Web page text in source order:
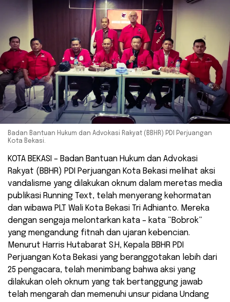
Badan Bantuan Hukum dan Advokasi Rakyat (BBHR) PDI Perjuangan
Kota Bekasi.
KOTA BEKASI – Badan Bantuan Hukum dan Advokasi
Rakyat (BBHR) PDI Perjuangan Kota Bekasi melihat aksi
vandalisme yang dilakukan oknum dalam meretas media
publikasi Running Text, telah menyerang kehormatan
dan wibawa PLT Wali Kota Bekasi Tri Adhianto. Mereka
dengan sengaja melontarkan kata – kata “Bobrok”
yang mengandung fitnah dan ujaran kebencian.
Menurut Harris Hutabarat S.H, Kepala BBHR PDI
Perjuangan Kota Bekasi yang beranggotakan lebih dari
25 pengacara, telah menimbang bahwa aksi yang
dilakukan oleh oknum yang tak bertanggung jawab
telah mengarah dan memenuhi unsur pidana Undang